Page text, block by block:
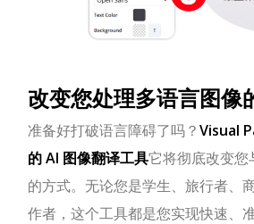
改变您处理多语言图像
准备好打破语言障碍了吗？Visual
的 AI 图像翻译工具它将彻底改变您
的方式。无论您是学生、旅行者、
作者，这个工具都是您实现快速、